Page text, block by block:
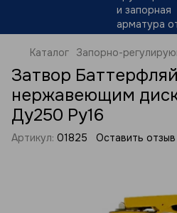
Каталог Запорно-
Затвор
нержавеющим
Ду250 Ру16
Артикул: 01825 Оставить отзыв